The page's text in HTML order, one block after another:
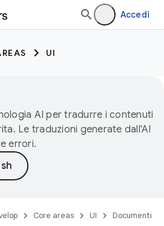
Accedi
UI
AI per tradurre i contenuti
Le traduzioni generate dall'AI
errori.
Core areas UI Documenti